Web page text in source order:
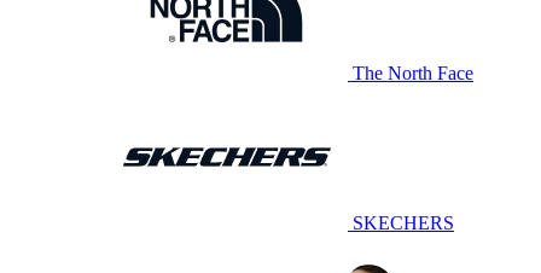
The North Face
SKECHERS